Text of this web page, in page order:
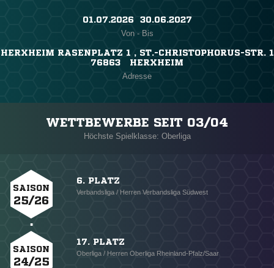
01.07.2026 ​ 30.06.2027
Von - Bis
HERXHEIM RASENPLATZ 1 , ST.-CHRISTOPHORUS-STR. 1
76863 HERXHEIM
Adresse
WETTBEWERBE SEIT 03/04
Höchste Spielklasse: Oberliga
SAISON
25/26
6. PLATZ
Verbandsliga / Herren Verbandsliga Südwest
SAISON
24/25
17. PLATZ
Oberliga / Herren Oberliga Rheinland-Pfalz/Saar